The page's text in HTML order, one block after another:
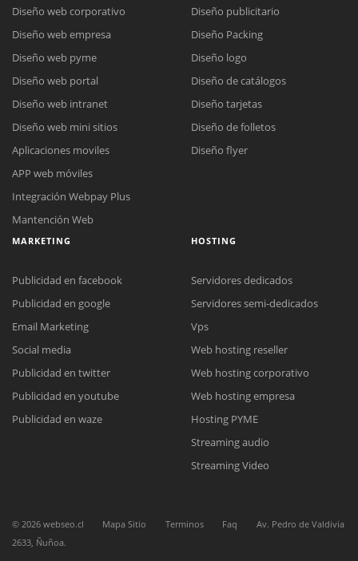
Reunión online
Nuestros ejecutivos le enviarán un correo electrónico con el enlace a
Meet para la reunión online.
Cotización
Chat Online
Todos nuestros ejecutivos están fuera de línea. Complete el formulario
Diseño web corporativo
Diseño web empresa
Diseño web pyme
Diseño web portal
Diseño web intranet
Diseño web mini sitios
Aplicaciones moviles
APP web móviles
Integración Webpay Plus
Mantención Web
Diseño publicitario
Diseño Packing
Diseño logo
Diseño de catálogos
Diseño tarjetas
Diseño de folletos
Diseño flyer
MARKETING
Publicidad en facebook
Publicidad en google
Email Marketing
Social media
Publicidad en twitter
Publicidad en youtube
Publicidad en waze
HOSTING
Servidores dedicados
Servidores semi-dedicados
Vps
Web hosting reseller
Web hosting corporativo
Web hosting empresa
Hosting PYME
Streaming audio
Streaming Video
© 2026 webseo.cl Mapa Sitio Terminos Faq
Av. Pedro de Valdivia
2633, Ñuñoa.